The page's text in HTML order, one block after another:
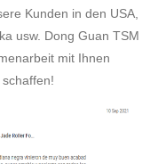
Kunden in den USA,
usw. Dong Guan TSM
mit Ihnen